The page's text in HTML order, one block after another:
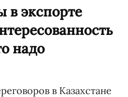
в экспорте
надо
в Казахстане